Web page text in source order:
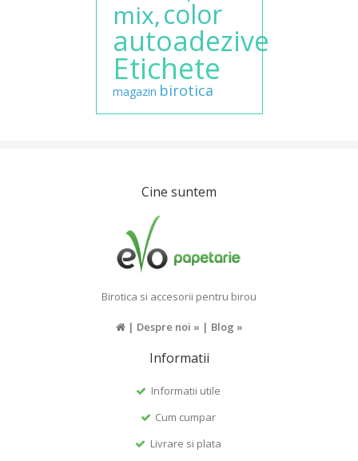
mix,color
autoadezive
Etichete
magazin birotica
Cine suntem
Birotica si accesorii pentru birou
| Despre noi » | Blog »
Informatii
Informatii utile
Cum cumpar
Livrare si plata